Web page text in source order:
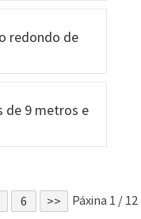
redondo de
de 9 metros e
6 >> Páxina 1 / 12